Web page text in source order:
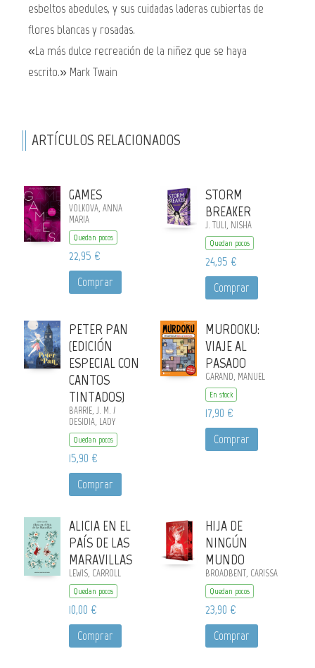
esbeltos abedules, y sus cuidadas laderas cubiertas de
flores blancas y rosadas.
«La más dulce recreación de la niñez que se haya
escrito.» Mark Twain
ARTÍCULOS RELACIONADOS
GAMES
VOLKOVA, ANNA
MARIA
Quedan pocos
22,95 €
Comprar
STORM
BREAKER
J. TULI, NISHA
Quedan pocos
24,95 €
Comprar
PETER PAN
(EDICIÓN
ESPECIAL CON
CANTOS
TINTADOS)
BARRIE, J. M. /
DESIDIA, LADY
Quedan pocos
15,90 €
Comprar
MURDOKU:
VIAJE AL
PASADO
GARAND, MANUEL
En stock
17,90 €
Comprar
ALICIA EN EL
PAÍS DE LAS
MARAVILLAS
LEWIS, CARROLL
Quedan pocos
10,00 €
Comprar
HIJA DE
NINGÚN
MUNDO
BROADBENT, CARISSA
Quedan pocos
23,90 €
Comprar